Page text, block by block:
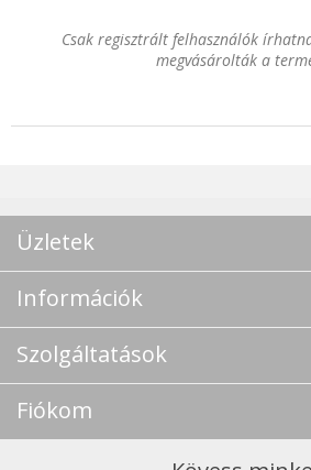
Csak regisztrált felhasználók
megvásárolták a
Üzletek
Információk
Szolgáltatások
Fiókom